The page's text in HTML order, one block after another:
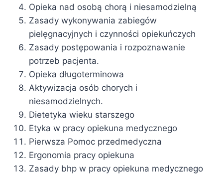
Opieka nad osobą chorą i niesamodzielną
Zasady wykonywania zabiegów
pielęgnacyjnych i czynności opiekuńczych
Zasady postępowania i rozpoznawanie
potrzeb pacjenta.
Opieka długoterminowa
Aktywizacja osób chorych i
niesamodzielnych.
Dietetyka wieku starszego
Etyka w pracy opiekuna medycznego
Pierwsza Pomoc przedmedyczna
Ergonomia pracy opiekuna
Zasady bhp w pracy opiekuna medycznego